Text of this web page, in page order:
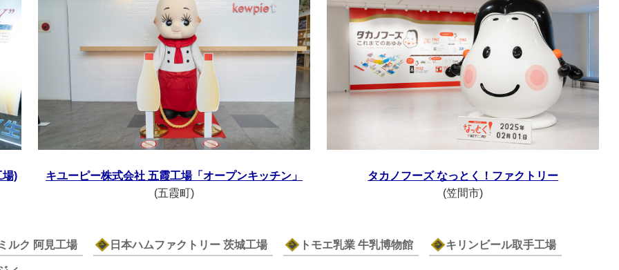
場)
キユーピー株式会社 五霞工場「オープンキッチン」
(五霞町)
タカノフーズ なっとく！ファクトリー
(笠間市)
ルク 阿見工場 日本ハムファクトリー 茨城工場 トモエ乳業 牛乳博物館 キリンビール取手工場